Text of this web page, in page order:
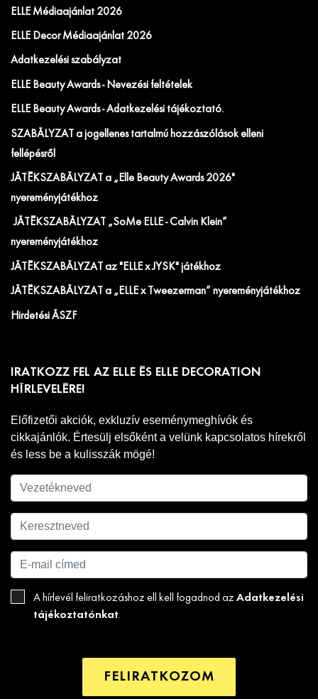
ELLE Médiaajánlat 2026
ELLE Decor Médiaajánlat 2026
Adatkezelési szabályzat
ELLE Beauty Awards - Nevezési feltételek
ELLE Beauty Awards - Adatkezelési tájékoztató.
SZABÁLYZAT a jogellenes tartalmú hozzászólások elleni
fellépésről
JÁTÉKSZABÁLYZAT a „Elle Beauty Awards 2026"
nyereményjátékhoz
JÁTÉKSZABÁLYZAT „SoMe ELLE - Calvin Klein”
nyereményjátékhoz
JÁTÉKSZABÁLYZAT az "ELLE x JYSK" játékhoz
JÁTÉKSZABÁLYZAT a „ELLE x Tweezerman” nyereményjátékhoz
Hirdetési ÁSZF
IRATKOZZ FEL AZ ELLE ÉS ELLE DECORATION
HÍRLEVELÉRE!
Előfizetői akciók, exkluzív eseménymeghívók és
cikkajánlók. Értesülj elsőként a velünk kapcsolatos hírekről
és less be a kulisszák mögé!
A hírlevél feliratkozáshoz ell kell fogadnod az Adatkezelési
tájékoztatónkat.
FELIRATKOZOM